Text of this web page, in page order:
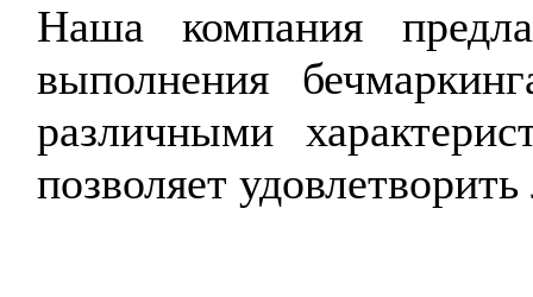
Наша компания
выполнения
различными
позволяет